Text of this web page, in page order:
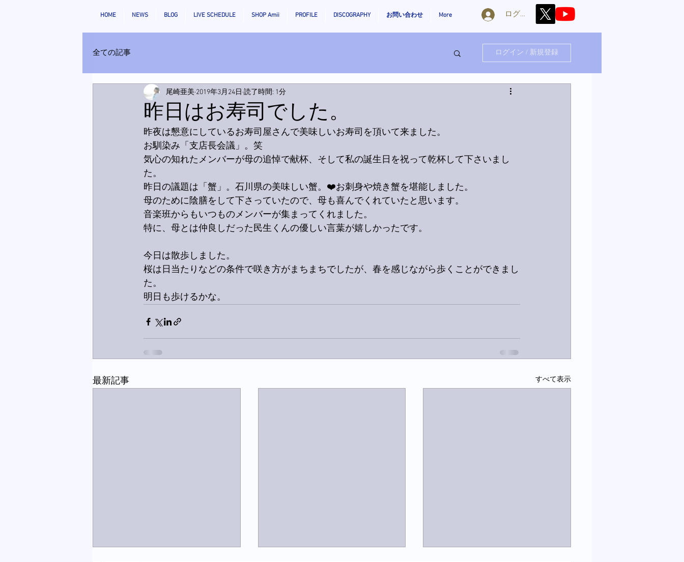
HOME NEWS BLOG LIVE SCHEDULE SHOP Amii PROFILE DISCOGRAPHY お問い合わせ More ログイン
全ての記事 ログイン / 新規登録
昨日はお寿司でした。
尾崎亜美 2019年3月24日 読了時間: 1分
昨夜は懇意にしているお寿司屋さんで美味しいお寿司を頂いて来ました。
お馴染み「支店長会議」。笑
気心の知れたメンバーが母の追悼で献杯、そして私の誕生日を祝って乾杯して下さいまし
た。
昨日の議題は「蟹」。石川県の美味しい蟹。❤️お刺身や焼き蟹を堪能しました。
母のために陰膳をして下さっていたので、母も喜んでくれていたと思います。
音楽班からもいつものメンバーが集まってくれました。
特に、母とは仲良しだった民生くんの優しい言葉が嬉しかったです。
今日は散歩しました。
桜は日当たりなどの条件で咲き方がまちまちでしたが、春を感じながら歩くことができまし
た。
明日も歩けるかな。
最新記事 すべて表示